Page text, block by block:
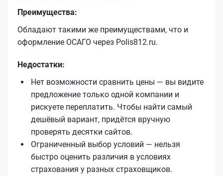
Преимущества:
Обладают такими же преимуществами, что и
оформление ОСАГО через Polis812.ru.
Недостатки:
Нет возможности сравнить цены — вы видите
предложение только одной компании и
рискуете переплатить. Чтобы найти самый
дешёвый вариант, придётся вручную
проверять десятки сайтов.
Ограниченный выбор условий — нельзя
быстро оценить различия в условиях
страхования у разных страховщиков.